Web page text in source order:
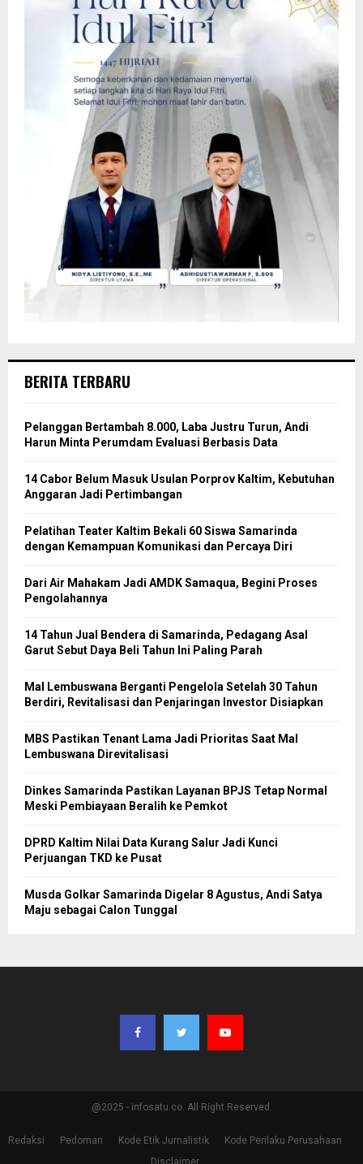
BERITA TERBARU
Pelanggan Bertambah 8.000, Laba Justru Turun, Andi
Harun Minta Perumdam Evaluasi Berbasis Data
14 Cabor Belum Masuk Usulan Porprov Kaltim, Kebutuhan
Anggaran Jadi Pertimbangan
Pelatihan Teater Kaltim Bekali 60 Siswa Samarinda
dengan Kemampuan Komunikasi dan Percaya Diri
Dari Air Mahakam Jadi AMDK Samaqua, Begini Proses
Pengolahannya
14 Tahun Jual Bendera di Samarinda, Pedagang Asal
Garut Sebut Daya Beli Tahun Ini Paling Parah
Mal Lembuswana Berganti Pengelola Setelah 30 Tahun
Berdiri, Revitalisasi dan Penjaringan Investor Disiapkan
MBS Pastikan Tenant Lama Jadi Prioritas Saat Mal
Lembuswana Direvitalisasi
Dinkes Samarinda Pastikan Layanan BPJS Tetap Normal
Meski Pembiayaan Beralih ke Pemkot
DPRD Kaltim Nilai Data Kurang Salur Jadi Kunci
Perjuangan TKD ke Pusat
Musda Golkar Samarinda Digelar 8 Agustus, Andi Satya
Maju sebagai Calon Tunggal
@2025 - infosatu.co. All Right Reserved.
Redaksi Pedoman Kode Etik Jurnalistik
Kode Perilaku Perusahaan
Disclaimer